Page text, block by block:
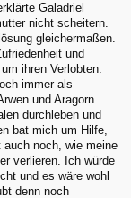
Galadriel
nicht scheitern.
gleichermaßen.
und
ihren Verlobten.
immer als
und Aragorn
durchleben und
bat mich um Hilfe,
noch, wie meine
verlieren. Ich würde
und es wäre wohl
denn noch